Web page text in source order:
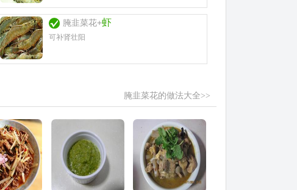
腌韭菜花+虾
可补肾壮阳
腌韭菜花的做法大全>>